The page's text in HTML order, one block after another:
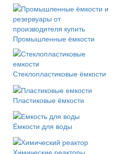
Промышленные ёмкости
Стеклопластиковые ёмкости
Пластиковые ёмкости
Ёмкости для воды